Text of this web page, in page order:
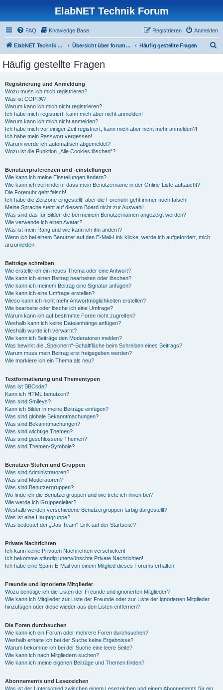
ElabNET Technik Forum
FAQ Knowledge Base Anmelden
Registrieren
ElabNET Technik Forum Übersicht über forum.timberwolf.io Häufig gestellte Fragen
Häufig gestellte Fragen
Registrierung und Anmeldung
Wozu muss ich mich registrieren?
Was ist COPPA?
Warum kann ich mich nicht registrieren?
Ich habe mich registriert, kann mich aber nicht anmelden!
Warum kann ich mich nicht anmelden?
Ich habe mich vor einiger Zeit registriert, kann mich aber nicht mehr anmelden?!
Ich habe mein Passwort vergessen!
Warum werde ich automatisch abgemeldet?
Wozu ist die Funktion „Alle Cookies löschen“?
Benutzerpräferenzen und -einstellungen
Wie kann ich meine Einstellungen ändern?
Wie kann ich verhindern, dass mein Benutzername in der Online-Liste auftaucht?
Die Forenuhr geht falsch!
Ich habe die Zeitzone eingestellt, aber die Forenuhr geht immer noch falsch!
Meine Sprache steht auf diesem Board nicht zur Auswahl!
Was sind das für Bilder, die bei meinem Benutzernamen angezeigt werden?
Wie verwende ich einen Avatar?
Was ist mein Rang und wie kann ich ihn ändern?
Wenn ich bei einem Benutzer auf den E-Mail-Link klicke, werde ich aufgefordert, mich
anzumelden.
Beiträge schreiben
Wie erstelle ich ein neues Thema oder eine Antwort?
Wie kann ich einen Beitrag bearbeiten oder löschen?
Wie kann ich meinem Beitrag eine Signatur anfügen?
Wie kann ich eine Umfrage erstellen?
Wieso kann ich nicht mehr Antwortmöglichkeiten erstellen?
Wie bearbeite oder lösche ich eine Umfrage?
Warum kann ich auf bestimmte Foren nicht zugreifen?
Weshalb kann ich keine Dateianhänge anfügen?
Weshalb wurde ich verwarnt?
Wie kann ich Beiträge den Moderatoren melden?
Was bewirkt die „Speichern“-Schaltfläche beim Schreiben eines Beitrags?
Warum muss mein Beitrag erst freigegeben werden?
Wie markiere ich ein Thema als neu?
Textformatierung und Thementypen
Was ist BBCode?
Kann ich HTML benutzen?
Was sind Smileys?
Kann ich Bilder in meine Beiträge einfügen?
Was sind globale Bekanntmachungen?
Was sind Bekanntmachungen?
Was sind wichtige Themen?
Was sind geschlossene Themen?
Was sind Themen-Symbole?
Benutzer-Stufen und Gruppen
Was sind Administratoren?
Was sind Moderatoren?
Was sind Benutzergruppen?
Wo finde ich die Benutzergruppen und wie trete ich ihnen bei?
Wie werde ich Gruppenleiter?
Weshalb werden verschiedene Benutzergruppen farbig dargestellt?
Was ist eine Hauptgruppe?
Was bedeutet der „Das Team“-Link auf der Startseite?
Private Nachrichten
Ich kann keine Privaten Nachrichten verschicken!
Ich bekomme ständig unerwünschte Private Nachrichten!
Ich habe eine Spam-E-Mail von einem Mitglied dieses Forums erhalten!
Freunde und ignorierte Mitglieder
Wozu benötige ich die Listen der Freunde und ignorierten Mitglieder?
Wie kann ich Mitglieder zur Liste der Freunde oder zur Liste der ignorierten Mitglieder
hinzufügen oder diese wieder aus den Listen entfernen?
Die Foren durchsuchen
Wie kann ich ein Forum oder mehrere Foren durchsuchen?
Weshalb erhalte ich bei der Suche keine Ergebnisse?
Warum bekomme ich bei der Suche eine leere Seite?
Wie kann ich nach Mitgliedern suchen?
Wie kann ich meine eigenen Beiträge und Themen finden?
Abonnements und Lesezeichen
Was ist der Unterschied zwischen einem Lesezeichen und einem Abonnements für ein